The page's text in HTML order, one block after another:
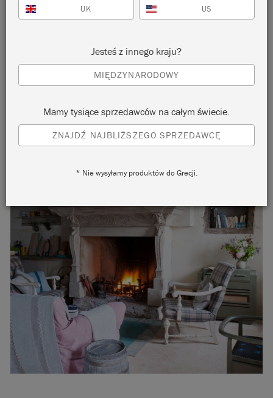
UK US
Jesteś z innego kraju?
MIĘDZYNARODOWY
Mamy tysiące sprzedawców na całym świecie.
ZNAJDŹ NAJBLIŻSZEGO SPRZEDAWCĘ
* Nie wysyłamy produktów do Grecji.